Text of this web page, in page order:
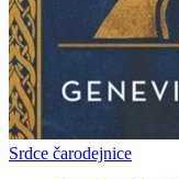
Srdce čarodejnice